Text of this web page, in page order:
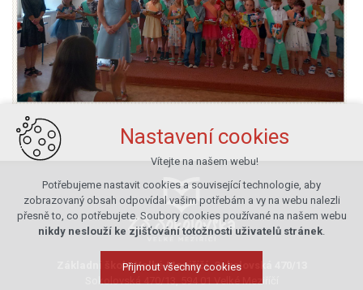
Základní škola Velké Meziříčí, Sokolovská 470/13
Sokolovská 470/13, 594 01 Velké Meziříčí
Nastavení cookies
Vítejte na našem webu!
Potřebujeme nastavit cookies a související technologie, aby
zobrazovaný obsah odpovídal vašim potřebám a vy na webu nalezli
přesně to, co potřebujete. Soubory cookies používané na našem webu
nikdy neslouží ke zjišťování totožnosti uživatelů stránek.
Přijmout všechny cookies